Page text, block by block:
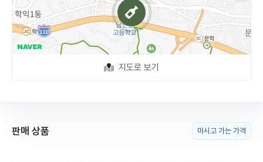
지도로 보기
판매 상품 마시고 가는 가격